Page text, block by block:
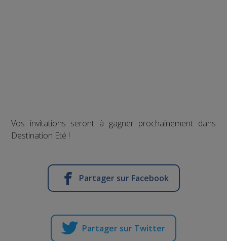
Vos invitations seront à gagner prochainement dans
Destination Eté !
Partager sur Facebook
Partager sur Twitter